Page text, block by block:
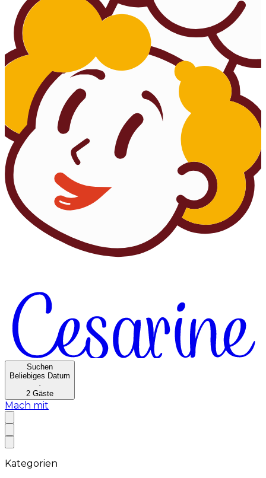
Suchen
Beliebiges Datum
·
2 Gäste
Mach mit
Kategorien